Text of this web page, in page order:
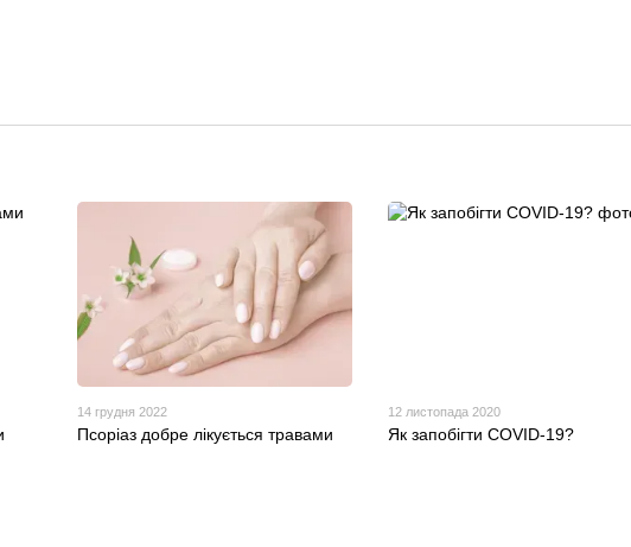
14 грудня 2022
Псоріаз добре лікується травами
12 листопада 2020
Як запобігти COVID-19?